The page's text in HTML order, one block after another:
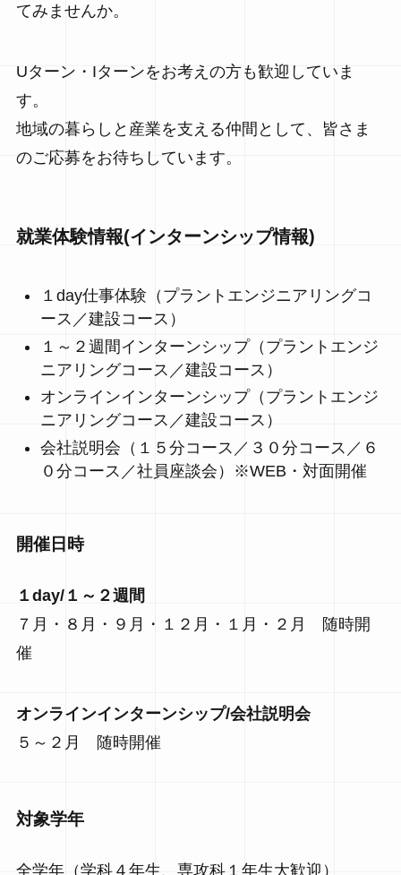
てみませんか。
Uターン・Iターンをお考えの方も歓迎していま
す。
地域の暮らしと産業を支える仲間として、皆さま
のご応募をお待ちしています。
就業体験情報(インターンシップ情報)
１day仕事体験（プラントエンジニアリングコ
ース／建設コース）
１～２週間インターンシップ（プラントエンジ
ニアリングコース／建設コース）
オンラインインターンシップ（プラントエンジ
ニアリングコース／建設コース）
会社説明会（１５分コース／３０分コース／６
０分コース／社員座談会）※WEB・対面開催
開催日時
１day/１～２週間
７月・８月・９月・１２月・１月・２月 随時開
催
オンラインインターンシップ/会社説明会
５～２月 随時開催
対象学年
全学年（学科４年生、専攻科１年生大歓迎）